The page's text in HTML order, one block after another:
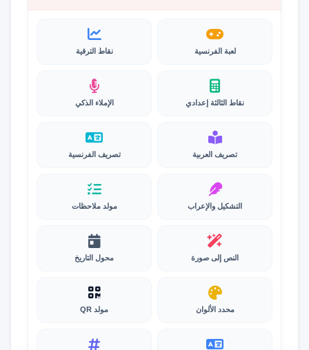
لعبة الفرنسية نقاط الترقية
نقاط الثالثة إعدادي الإملاء الذكي
تصريف العربية تصريف الفرنسية
التشكيل والإعراب مولد ملاحظات
النص إلى صورة محول التاريخ
محدد الألوان مولد QR